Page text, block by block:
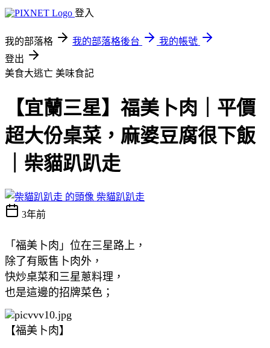
登入
我的部落格 我的部落格後台
我的帳號
登出
美食大逃亡 美味食記
【宜蘭三星】福美卜肉｜平價
超大份桌菜，麻婆豆腐很下飯
｜柴貓趴趴走
柴貓趴趴走
3年前
「福美卜肉」位在三星路上，
除了有販售卜肉外，
快炒桌菜和三星蔥料理，
也是這邊的招牌菜色；
【福美卜肉】